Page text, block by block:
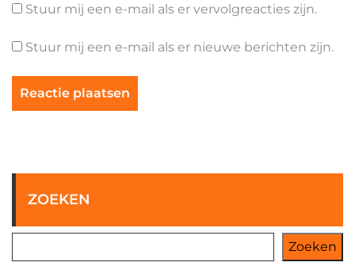
Stuur mij een e-mail als er vervolgreacties zijn.
Stuur mij een e-mail als er nieuwe berichten zijn.
ZOEKEN
Zoeken